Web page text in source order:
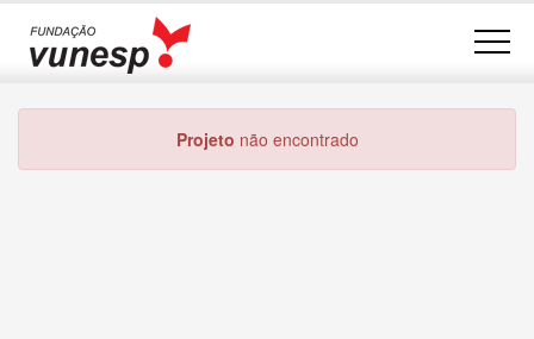
Projeto não encontrado